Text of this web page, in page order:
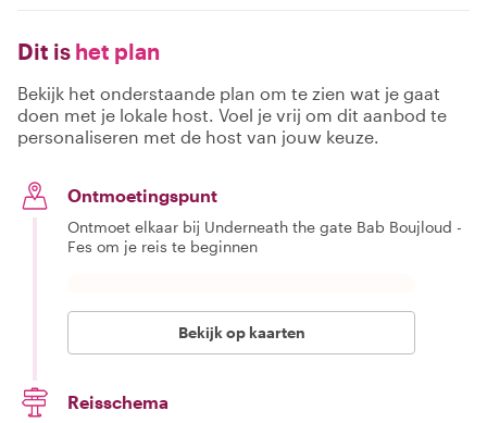
Dit is het plan
Bekijk het onderstaande plan om te zien wat je gaat
doen met je lokale host. Voel je vrij om dit aanbod te
personaliseren met de host van jouw keuze.
Ontmoetingspunt
Ontmoet elkaar bij Underneath the gate Bab Boujloud -
Fes om je reis te beginnen
Bekijk op kaarten
Reisschema